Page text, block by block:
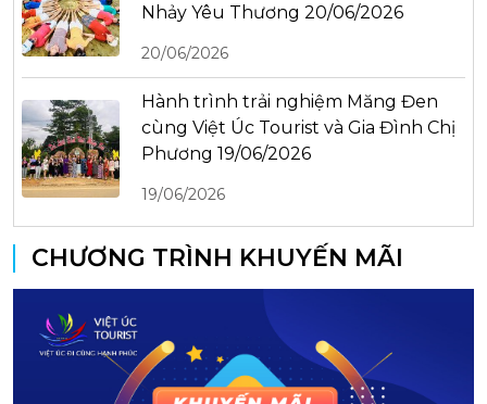
Nhảy Yêu Thương 20/06/2026
20/06/2026
Hành trình trải nghiệm Măng Đen
cùng Việt Úc Tourist và Gia Đình Chị
Phương 19/06/2026
19/06/2026
CHƯƠNG TRÌNH KHUYẾN MÃI